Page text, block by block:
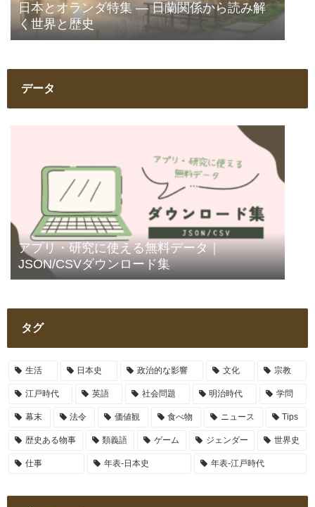
日本とオランダ特集 ― 日蘭関係から読み解
く世界と歴史
データ
アプリ・研究に使える無料データ｜
JSON/CSVダウンロード集
タグ
生活 日本史 政治的な影響 文化 宗教
江戸時代 英語 社会問題 明治時代 学問
幕末 法令 価値観 食べ物 ニュース Tips
歴史ある物事 類義語 ゲーム ジェンダー 世界史
仕事 年表-日本史 年表-江戸時代